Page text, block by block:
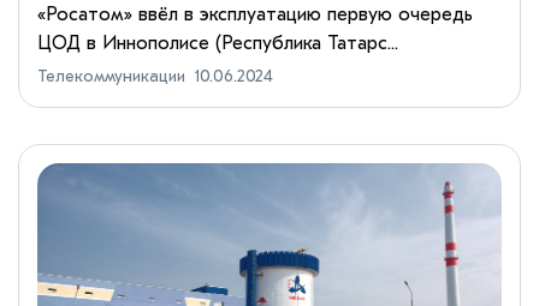
«Росатом» ввёл в эксплуатацию первую очередь
ЦОД в Иннополисе (Республика Татарс...
Телекоммуникации 10.06.2024